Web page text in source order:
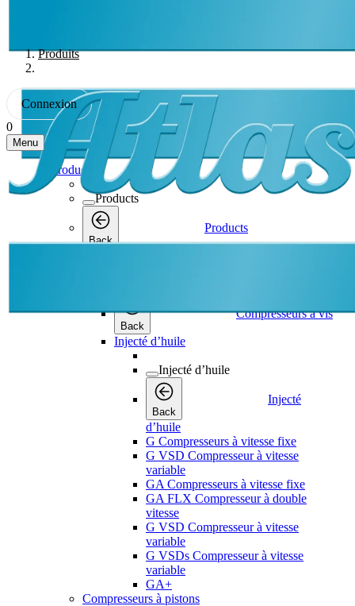
Produits
Connexion
0
Menu
Products
Products
Back
Products
Back
Compresseurs à vis
Injecté d’huile
Injecté d’huile
Back
Injecté
d’huile
G Compresseurs à vitesse fixe
G VSD Compresseur à vitesse
variable
GA Compresseurs à vitesse fixe
GA FLX Compresseur à double
vitesse
G VSD Compresseur à vitesse
variable
G VSDs Compresseur à vitesse
variable
GA+
Compresseurs à pistons